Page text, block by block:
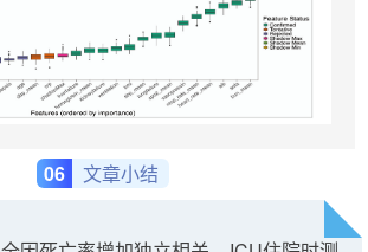
06 文章小结